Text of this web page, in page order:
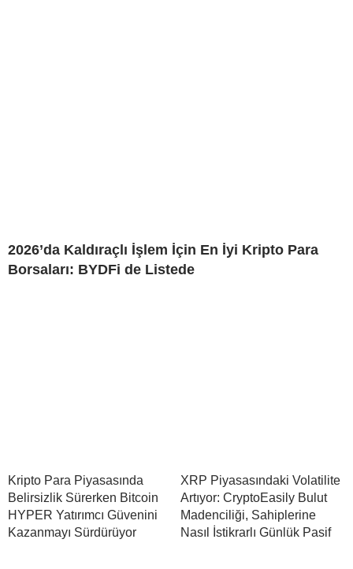
2026’da Kaldıraçlı İşlem İçin En İyi Kripto Para
Borsaları: BYDFi de Listede
Kripto Para Piyasasında
Belirsizlik Sürerken Bitcoin
HYPER Yatırımcı Güvenini
Kazanmayı Sürdürüyor
XRP Piyasasındaki Volatilite
Artıyor: CryptoEasily Bulut
Madenciliği, Sahiplerine
Nasıl İstikrarlı Günlük Pasif